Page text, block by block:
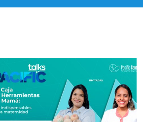
Masterclass by Pacific
Center 2026 con
Joanna Crooks y su